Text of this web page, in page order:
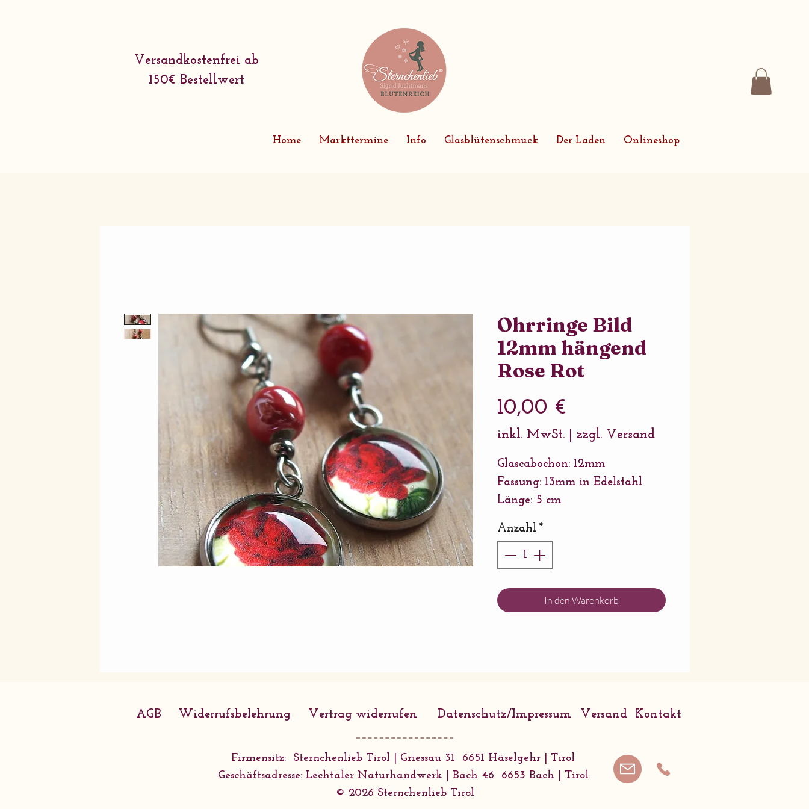
Home Markttermine Info Glasblütenschmuck Der Laden Onlineshop
Versandkostenfrei ab
150€ Bestellwert
Ohrringe Bild
12mm hängend
Rose Rot
10,00 €
inkl. MwSt. zzgl. Versand
Glascabochon: 12mm
Fassung: 13mm in Edelstahl
Länge: 5 cm
Porzellanperle
Anzahl *
In den Warenkorb
AGB Widerrufsbelehrung Vertrag widerrufen Datenschutz/Impressum Versand Kontakt
Firmensitz: Sternchenlieb Tirol | Griessau 31 6651 Häselgehr | Tirol
Geschäftsadresse: Lechtaler Naturhandwerk | Bach 46 6653 Bach | Tirol
© 2026 Sternchenlieb Tirol